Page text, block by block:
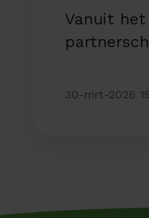
Vanuit
30-mrt-2026